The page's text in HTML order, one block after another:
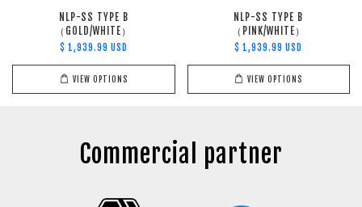
NLP-SS TYPE B
（GOLD/WHITE）
$ 1,939.99 USD
VIEW OPTIONS
NLP-SS TYPE B
（PINK/WHITE）
$ 1,939.99 USD
VIEW OPTIONS
Commercial partner